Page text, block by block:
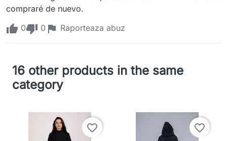
compraré de nuevo.
0
0 Raporteaza abuz
16 other products in the same
category
favorite_border favorite_border